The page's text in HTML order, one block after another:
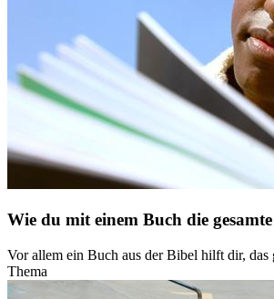
Wie du mit einem Buch die
Vor allem ein Buch aus der Bibel hilft dir, das
Thema